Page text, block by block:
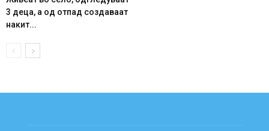
3 деца, а од отпад создаваат
накит...